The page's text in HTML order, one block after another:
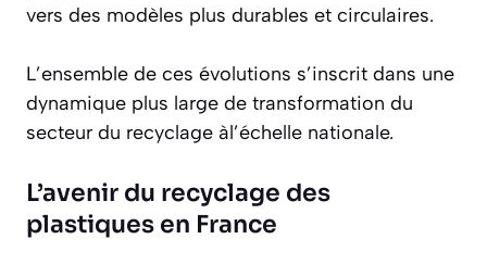
vers des modèles plus durables et circulaires.
L’ensemble de ces évolutions s’inscrit dans une
dynamique plus large de transformation du
secteur du recyclage àl’échelle nationale.
L’avenir du recyclage des
plastiques en France